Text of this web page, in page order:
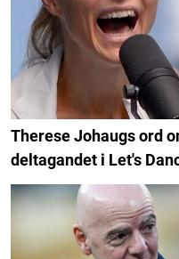
Therese Johaugs ord
deltagandet i Let's